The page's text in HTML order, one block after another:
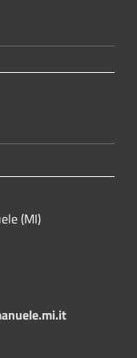
(MI)